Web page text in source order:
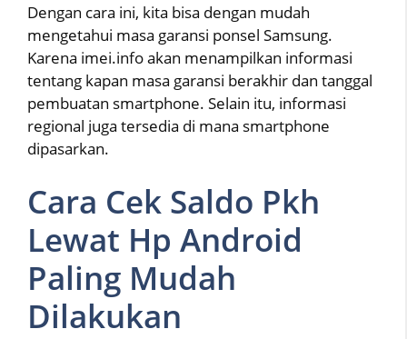
Dengan cara ini, kita bisa dengan mudah
mengetahui masa garansi ponsel Samsung.
Karena imei.info akan menampilkan informasi
tentang kapan masa garansi berakhir dan tanggal
pembuatan smartphone. Selain itu, informasi
regional juga tersedia di mana smartphone
dipasarkan.
Cara Cek Saldo Pkh
Lewat Hp Android
Paling Mudah
Dilakukan